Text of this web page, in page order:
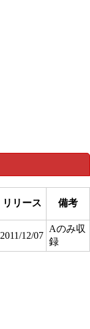
リリース 備考
2011/12/07
Aのみ収
録